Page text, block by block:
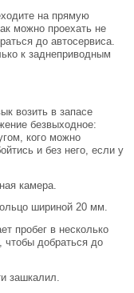
на прямую
можно проехать не
до автосервиса.
к заднеприводным
возить в запасе
безвыходное:
кого можно
и без него, если у
камера.
шириной 20 мм.
пробег в несколько
чтобы добраться до
зашкалил.